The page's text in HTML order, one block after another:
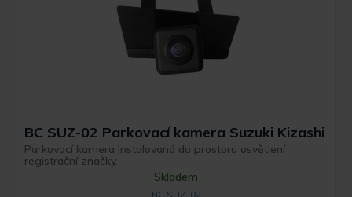
BC SUZ-02 Parkovací kamera Suzuki Kizashi
Parkovací kamera instalovaná do prostoru osvětlení
registrační značky.
Skladem
BC SUZ-02